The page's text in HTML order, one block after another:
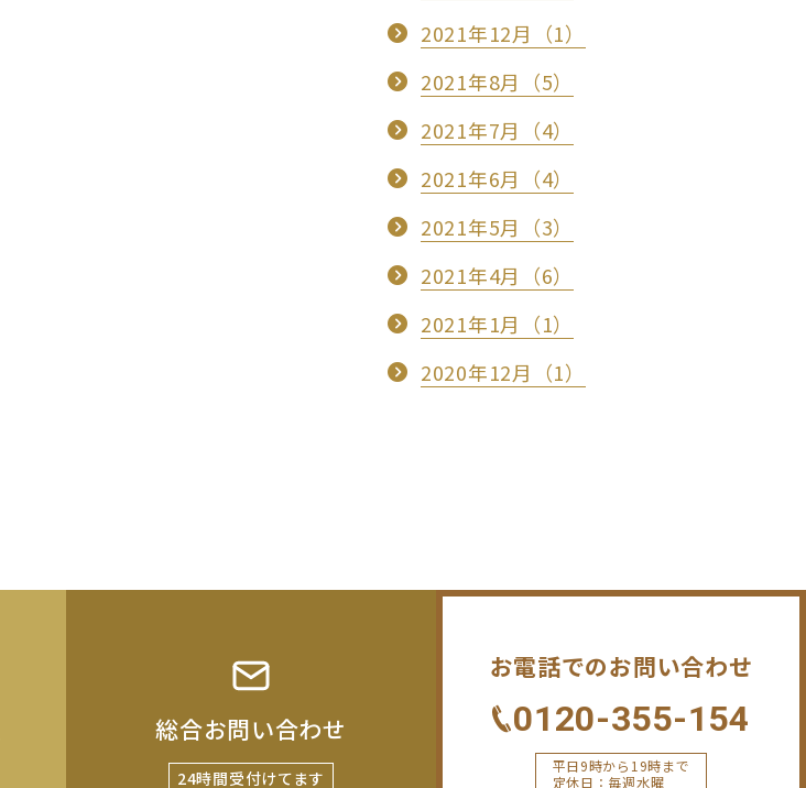
2021年12月（1）
2021年8月（5）
2021年7月（4）
2021年6月（4）
2021年5月（3）
2021年4月（6）
2021年1月（1）
2020年12月（1）
総合お問い合わせ
24時間受付けてます
お電話でのお問い合わせ
0120-355-154
平日9時から19時まで
定休日：毎週水曜